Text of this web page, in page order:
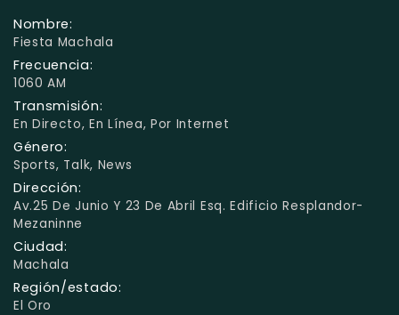
Nombre:
Fiesta Machala
Frecuencia:
1060 AM
Transmisión:
En Directo, En Línea, Por Internet
Género:
Sports, Talk, News
Dirección:
Av.25 De Junio Y 23 De Abril Esq. Edificio Resplandor-
Mezaninne
Ciudad:
Machala
Región/estado:
El Oro